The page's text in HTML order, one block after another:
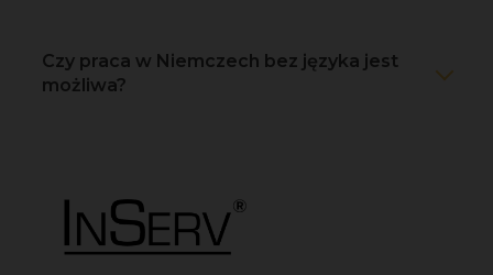
Czy praca w Niemczech bez języka jest
możliwa?